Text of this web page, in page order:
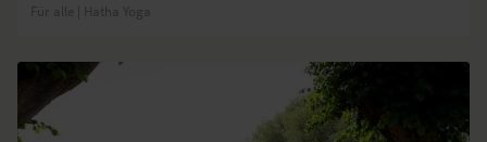
Für alle | Hatha Yoga